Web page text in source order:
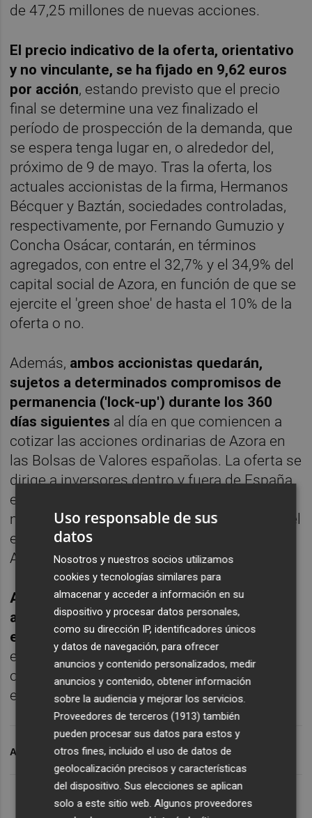
de 47,25 millones de nuevas acciones.
El precio indicativo de la oferta, orientativo
y no vinculante, se ha fijado en 9,62 euros
por acción, estando previsto que el precio
final se determine una vez finalizado el
período de prospección de la demanda, que
se espera tenga lugar en, o alrededor del,
próximo de 9 de mayo. Tras la oferta, los
actuales accionistas de la firma, Hermanos
Bécquer y Baztán, sociedades controladas,
respectivamente, por Fernando Gumuzio y
Concha Osácar, contarán, en términos
agregados, con entre el 32,7% y el 34,9% del
capital social de Azora, en función de que se
ejercite el 'green shoe' de hasta el 10% de la
oferta o no.
Además, ambos accionistas quedarán,
sujetos a determinados compromisos de
permanencia ('lock-up') durante los 360
días siguientes al día en que comiencen a
cotizar las acciones ordinarias de Azora en
las Bolsas de Valores españolas. La oferta se
dirige a inversores dentro y fuera de España
e incluye una colocación entre ciertos
miembros del consejo de administración, del
equipo gestor senior y empleados del Grupo
Azora (en total, no más de 50 personas).
Azora se centrará en el segmento de
alojamientos turísticos con un claro
enfoque hacia el turismo internacional
esperando invertir los fondos netos
obtenidos en la salida a bolsa en su mayoría
en este segmento.
ARCHIVADO EN AZORA AZORA BOLSA
Uso responsable de sus
datos
Nosotros y nuestros socios utilizamos
cookies y tecnologías similares para
almacenar y acceder a información en su
dispositivo y procesar datos personales,
como su dirección IP, identificadores únicos
y datos de navegación, para ofrecer
anuncios y contenido personalizados, medir
anuncios y contenido, obtener información
sobre la audiencia y mejorar los servicios.
Proveedores de terceros (1913) también
pueden procesar sus datos para estos y
otros fines, incluido el uso de datos de
geolocalización precisos y características
del dispositivo. Sus elecciones se aplican
solo a este sitio web. Algunos proveedores